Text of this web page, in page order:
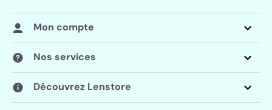
Mon compte
Nos services
Découvrez Lenstore